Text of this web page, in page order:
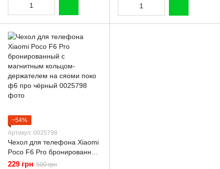
−54%
Артикул: 0025798
Чехол для телефона Xiaomi
Poco F6 Pro бронированный
с магнитным кольцом-
229 грн 500 грн